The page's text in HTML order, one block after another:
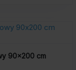
90×200 cm